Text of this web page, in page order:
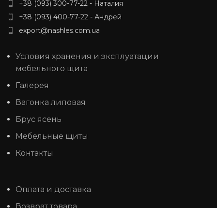
+38 (093) 300-77-22 - Наталия
+38 (093) 400-77-22 - Андрей
export@nashles.com.ua
Условия хранения и эксплуатации
мебельного щита
Галерея
Вагонка липовая
Брус ясень
Мебельные щиты
Контакты
Оплата и доставка